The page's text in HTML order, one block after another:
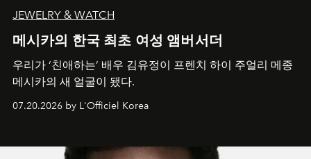
JEWELRY & WATCH
메시카의 한국 최초 여성 앰버서더
우리가 ‘친애하는’ 배우 김유정이 프렌치 하이 주얼리 메종
메시카의 새 얼굴이 됐다.
07.20.2026 by L'Officiel Korea